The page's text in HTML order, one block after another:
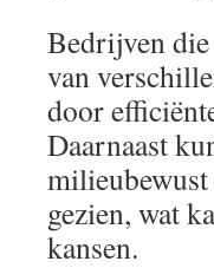
Bedrijven
van
door
Daarnaast
gezien, wat
kansen.